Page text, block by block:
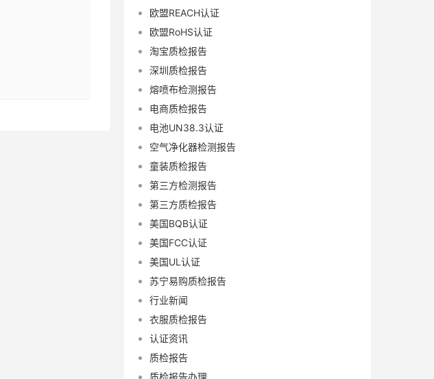
欧盟REACH认证
欧盟RoHS认证
淘宝质检报告
深圳质检报告
熔喷布检测报告
电商质检报告
电池UN38.3认证
空气净化器检测报告
童装质检报告
第三方检测报告
第三方质检报告
美国BQB认证
美国FCC认证
美国UL认证
苏宁易购质检报告
行业新闻
衣服质检报告
认证资讯
质检报告
质检报告办理